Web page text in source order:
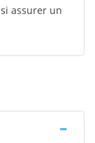
assurer un